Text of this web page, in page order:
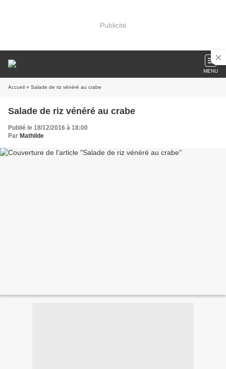
Publicité
MENU
Accueil » Salade de riz vénéré au crabe
Salade de riz vénéré au crabe
Publié le 18/12/2016 à 18:00
Par Mathilde